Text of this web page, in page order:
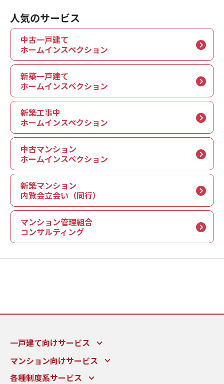
人気のサービス
中古一戸建て
ホームインスペクション
新築一戸建て
ホームインスペクション
新築工事中
ホームインスペクション
中古マンション
ホームインスペクション
新築マンション
内覧会立会い（同行）
マンション管理組合
コンサルティング
一戸建て向けサービス
マンション向けサービス
各種制度系サービス